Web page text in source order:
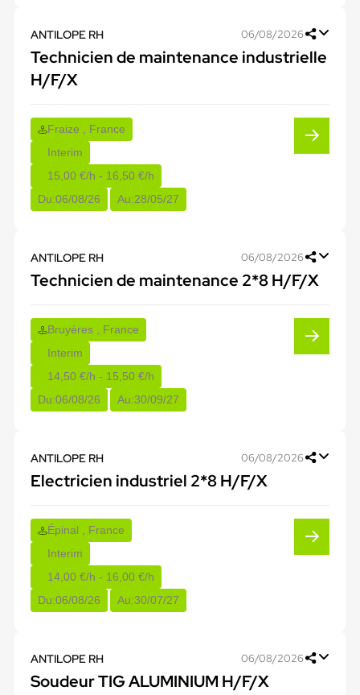
ANTILOPE RH 06/08/2026
Technicien de maintenance industrielle
H/F/X
Fraize , France
Interim
15,00 €/h - 16,50 €/h
Du:06/08/26 Au:28/05/27
ANTILOPE RH 06/08/2026
Technicien de maintenance 2*8 H/F/X
Bruyères , France
Interim
14,50 €/h - 15,50 €/h
Du:06/08/26 Au:30/09/27
ANTILOPE RH 06/08/2026
Electricien industriel 2*8 H/F/X
Épinal , France
Interim
14,00 €/h - 16,00 €/h
Du:06/08/26 Au:30/07/27
ANTILOPE RH 06/08/2026
Soudeur TIG ALUMINIUM H/F/X